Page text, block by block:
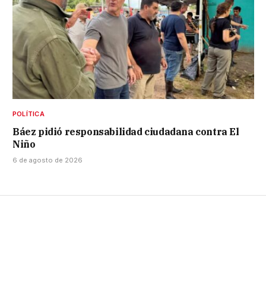
POLÍTICA
Báez pidió responsabilidad ciudadana contra El
Niño
6 de agosto de 2026